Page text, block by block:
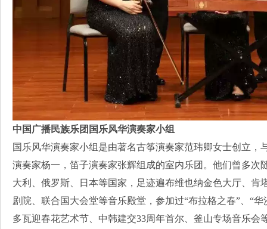
中国广播民族乐团国乐风华演奏家小组
国乐风华演奏家小组是由著名古筝演奏家范玮卿女士创立，
演奏家杨一，笛子演奏家张辉组成的室内乐团。他们曾多次
大利、俄罗斯、日本等国家，足迹遍布维也纳金色大厅、肯
剧院、联合国大会堂等音乐殿堂，参加过“布拉格之春”、“
多瓦迎春花艺术节、中韩建交33周年首尔、釜山专场音乐